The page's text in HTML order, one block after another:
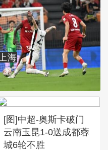
海
[图]中超-奥斯卡破门
云南玉昆1-0送成都蓉
城6轮不胜